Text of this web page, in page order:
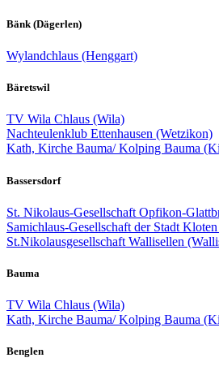
Bänk (Dägerlen)
Wylandchlaus (Henggart)
Bäretswil
TV Wila Chlaus (Wila)
Nachteulenklub Ettenhausen (Wetzikon)
Kath, Kirche Bauma/ Kolping Bauma
Bassersdorf
St. Nikolaus-Gesellschaft Opfikon-
Samichlaus-Gesellschaft der Stadt
St.Nikolausgesellschaft Wallisellen
Bauma
TV Wila Chlaus (Wila)
Kath, Kirche Bauma/ Kolping Bauma
Benglen